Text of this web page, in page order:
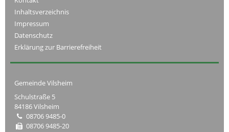
Inhaltsverzeichnis
Impressum
Datenschutz
Erklärung zur Barrierefreiheit
Gemeinde Vilsheim
Schulstraße 5
84186 Vilsheim
08706 9485-0
08706 9485-20